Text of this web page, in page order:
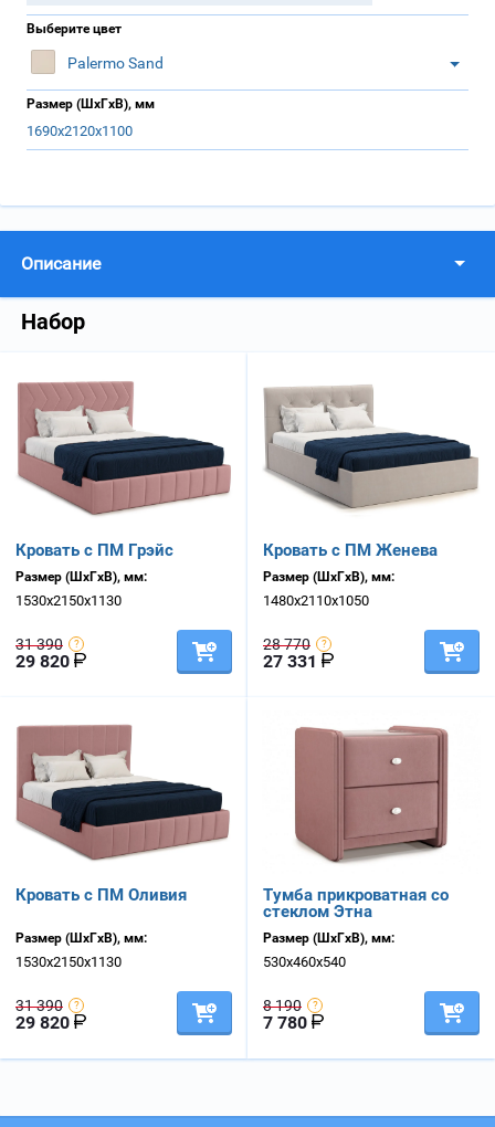
Выберите цвет
Palermo Sand
Размер (ШхГхВ), мм
1690х2120х1100
Описание
Набор
Кровать с ПМ Грэйс
Размер (ШхГхВ), мм:
1530х2150х1130
31 390
29 820
Кровать с ПМ Женева
Размер (ШхГхВ), мм:
1480х2110х1050
28 770
27 331
Кровать с ПМ Оливия
Размер (ШхГхВ), мм:
1530х2150х1130
31 390
29 820
Тумба прикроватная со
стеклом Этна
Размер (ШхГхВ), мм:
530х460х540
8 190
7 780